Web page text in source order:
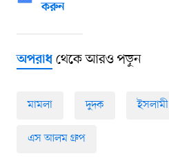
করুন
অপরাধথেকে আরও পড়ুন
মামলা দুদক
এস আলম গ্রুপ